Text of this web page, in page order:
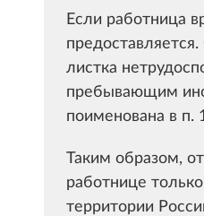
Если работница
листка
пребывающим
поименована в п.
Таким образом,
работнице
территории